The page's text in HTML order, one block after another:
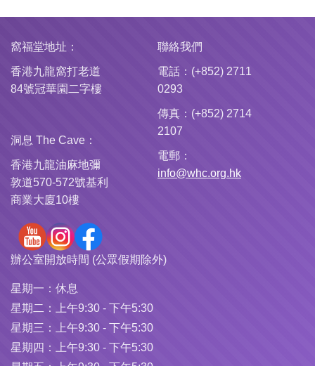
窩福堂地址：
香港九龍窩打老道
84號冠華園二字樓
洞息 The Cave：
香港九龍油麻地彌
敦道570-572號基利
商業大廈10樓
聯絡我們
電話：(+852) 2711
0293
傳真：(+852) 2714
2107
電郵：
info@whc.org.hk
辦公室開放時間 (公眾假期除外)
星期一： 休息
星期二：
上午9:30 - 下午5:30
星期三：
上午9:30 - 下午5:30
星期四：
上午9:30 - 下午5:30